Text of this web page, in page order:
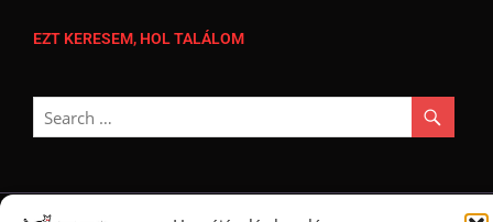
EZT KERESEM, HOL TALÁLOM